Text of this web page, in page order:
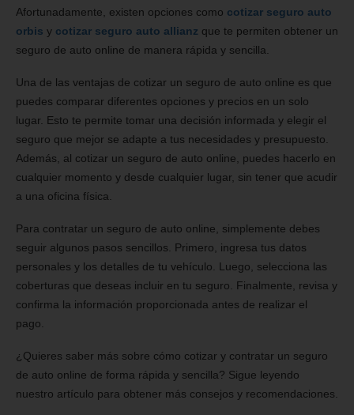
Afortunadamente, existen opciones como cotizar seguro auto
orbis y cotizar seguro auto allianz que te permiten obtener un
seguro de auto online de manera rápida y sencilla.
Una de las ventajas de cotizar un seguro de auto online es que
puedes comparar diferentes opciones y precios en un solo
lugar. Esto te permite tomar una decisión informada y elegir el
seguro que mejor se adapte a tus necesidades y presupuesto.
Además, al cotizar un seguro de auto online, puedes hacerlo en
cualquier momento y desde cualquier lugar, sin tener que acudir
a una oficina física.
Para contratar un seguro de auto online, simplemente debes
seguir algunos pasos sencillos. Primero, ingresa tus datos
personales y los detalles de tu vehículo. Luego, selecciona las
coberturas que deseas incluir en tu seguro. Finalmente, revisa y
confirma la información proporcionada antes de realizar el
pago.
¿Quieres saber más sobre cómo cotizar y contratar un seguro
de auto online de forma rápida y sencilla? Sigue leyendo
nuestro artículo para obtener más consejos y recomendaciones.